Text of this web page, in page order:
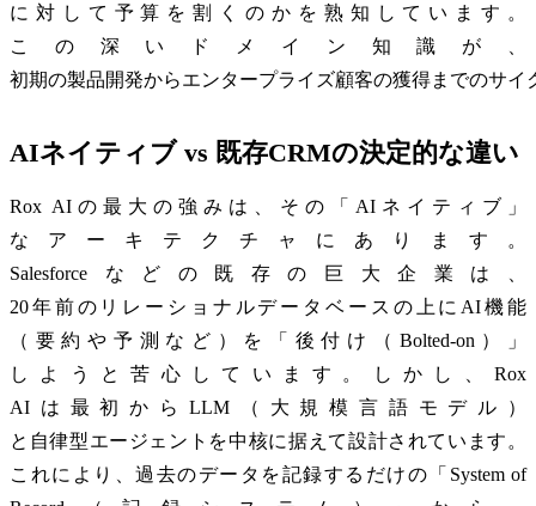
に対して予算を割くのかを熟知しています。
この深いドメイン知識が、
初期の製品開発からエンタープライズ顧客の獲得までのサ
AIネイティブ vs 既存CRMの決定的な違い
Rox AIの最大の強みは、その「AIネイティブ」
なアーキテクチャにあります。
Salesforceなどの既存の巨大企業は、
20年前のリレーショナルデータベースの上にAI機能
（要約や予測など）を「後付け（Bolted-on）」
しようと苦心しています。しかし、Rox
AIは最初からLLM（大規模言語モデル）
と自律型エージェントを中核に据えて設計されています。
これにより、過去のデータを記録するだけの「System of